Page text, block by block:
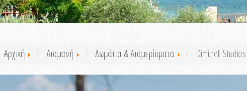
Αρχική Διαμονή Δωμάτια & Διαμερίσματα Dimitreli Studios